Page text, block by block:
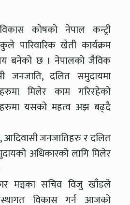
विकास कोषको नेपाल कन्ट्री
पारिवारिक खेती कार्यक्रम
बनेको छ । नेपालको जैविक
जनजाति, दलित समुदायमा
मिलेर काम गरिरहेको
यसको महत्व अझ बढ्दै
जनजातिहरु र दलित
अधिकारको लागि मिलेर
मञ्चका सचिव विजु खाँडले
विकास गर्न आजको